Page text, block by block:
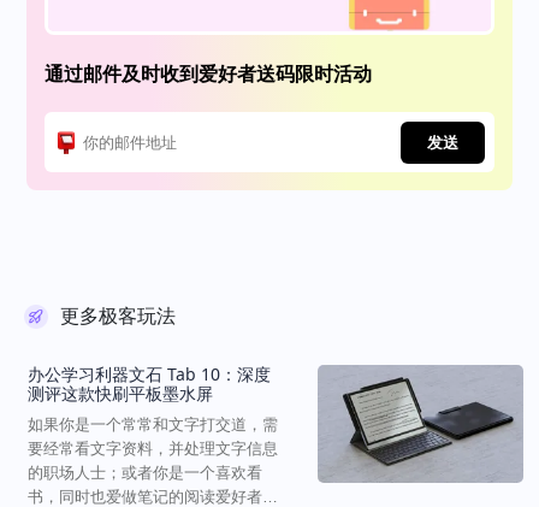
通过邮件及时收到爱好者送码限时活动
发送
更多极客玩法
办公学习利器文石 Tab 10：深度
测评这款快刷平板墨水屏
如果你是一个常常和文字打交道，需
要经常看文字资料，并处理文字信息
的职场人士；或者你是一个喜欢看
书，同时也爱做笔记的阅读爱好者，